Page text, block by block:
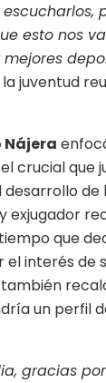
esto nos
juventud
Nájera
crucial que
de
exjugador
que
interés de
un perfil
gracias